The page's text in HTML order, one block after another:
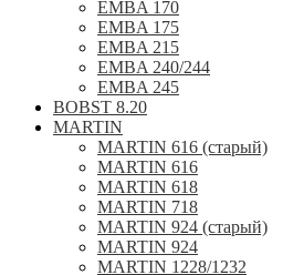
EMBA 170
EMBA 175
EMBA 215
EMBA 240/244
EMBA 245
BOBST 8.20
MARTIN
MARTIN 616 (старый)
MARTIN 616
MARTIN 618
MARTIN 718
MARTIN 924 (старый)
MARTIN 924
MARTIN 1228/1232